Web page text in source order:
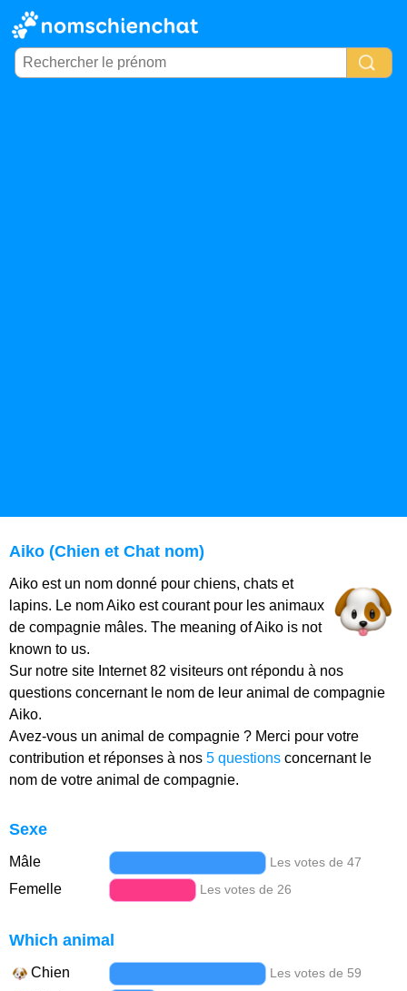
Aiko (Chien et Chat nom)
Aiko est un nom donné pour chiens, chats et
lapins. Le nom Aiko est courant pour les animaux
de compagnie mâles. The meaning of Aiko is not
known to us.
Sur notre site Internet 82 visiteurs ont répondu à nos
questions concernant le nom de leur animal de compagnie
Aiko.
Avez-vous un animal de compagnie ? Merci pour votre
contribution et réponses à nos 5 questions concernant le
nom de votre animal de compagnie.
Sexe
Mâle Les votes de 47
Femelle Les votes de 26
Which animal
Chien Les votes de 59